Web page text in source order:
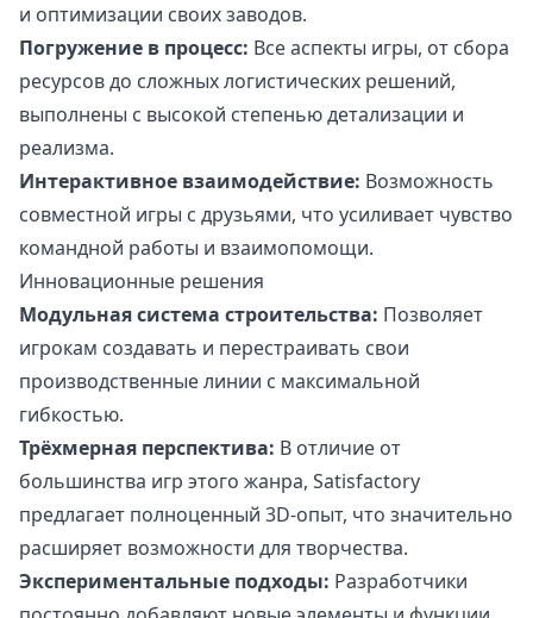
и оптимизации своих заводов.
Погружение в процесс: Все аспекты игры, от сбора
ресурсов до сложных логистических решений,
выполнены с высокой степенью детализации и
реализма.
Интерактивное взаимодействие: Возможность
совместной игры с друзьями, что усиливает чувство
командной работы и взаимопомощи.
Инновационные решения
Модульная система строительства: Позволяет
игрокам создавать и перестраивать свои
производственные линии с максимальной
гибкостью.
Трёхмерная перспектива: В отличие от
большинства игр этого жанра, Satisfactory
предлагает полноценный 3D-опыт, что значительно
расширяет возможности для творчества.
Экспериментальные подходы: Разработчики